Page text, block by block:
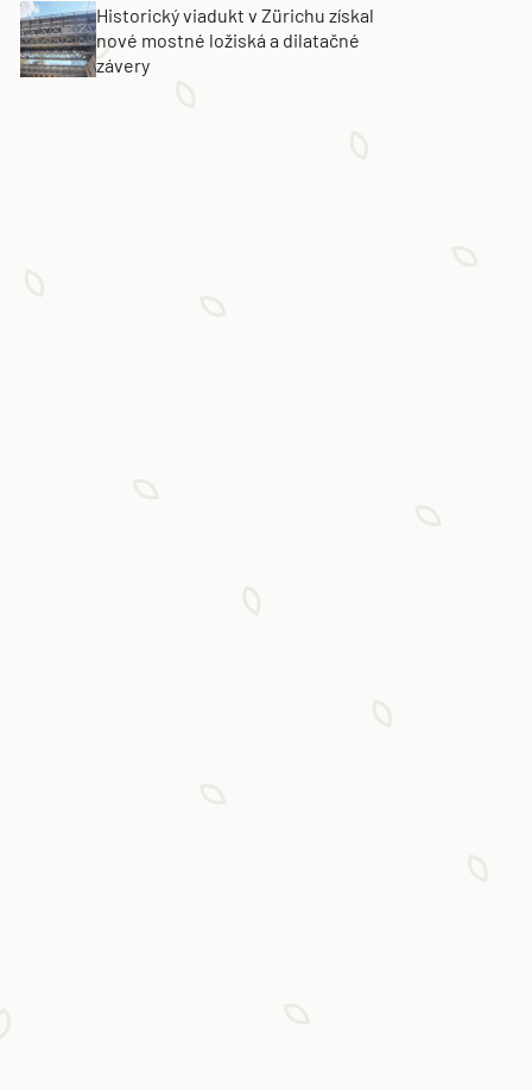
Historický viadukt v Zürichu získal
nové mostné ložiská a dilatačné
závery